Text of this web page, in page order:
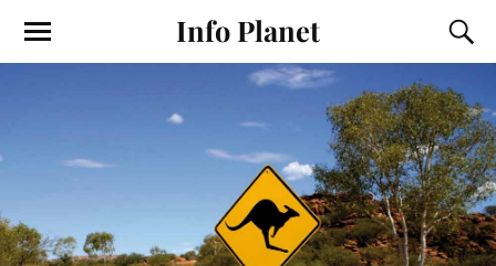
Info Planet